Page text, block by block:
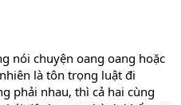
nói chuyện oang oang hoặc
là tôn trọng luật đi
phải nhau, thì cả hai cùng